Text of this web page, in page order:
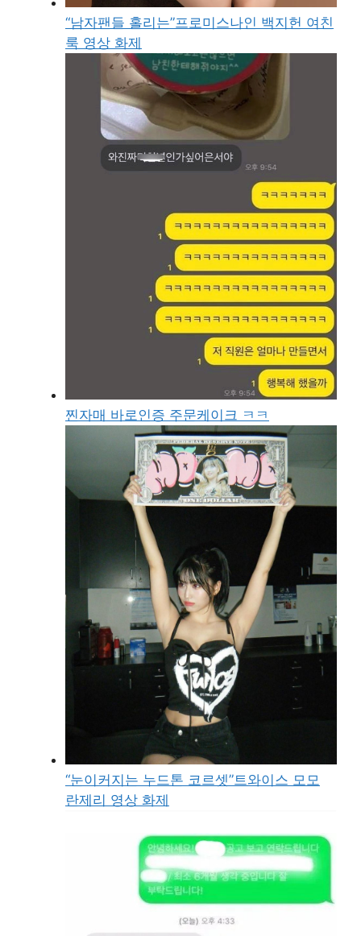
“남자팬들 홀리는”프로미스나인 백지헌 여친
룩 영상 화제
찐자매 바로인증 주문케이크 ㅋㅋ
“눈이커지는 누드톤 코르셋”트와이스 모모
란제리 영상 화제